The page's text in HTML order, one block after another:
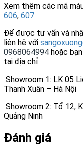
Xem thêm các mã
606, 607
Để được tư vấn và
liên hệ với
0968064994 hoặc
tại địa chỉ:
Showroom 1: LK 05
Thanh Xuân – Hà Nội
Showroom 2: Tổ 12,
Quảng Ninh
Đánh giá